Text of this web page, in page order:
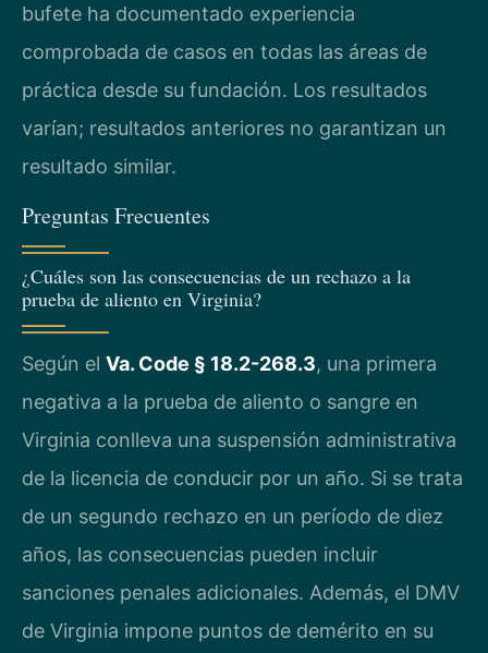
bufete ha documentado experiencia
comprobada de casos en todas las áreas de
práctica desde su fundación. Los resultados
varían; resultados anteriores no garantizan un
resultado similar.
Preguntas Frecuentes
¿Cuáles son las consecuencias de un rechazo a la
prueba de aliento en Virginia?
Según el Va. Code § 18.2-268.3, una primera
negativa a la prueba de aliento o sangre en
Virginia conlleva una suspensión administrativa
de la licencia de conducir por un año. Si se trata
de un segundo rechazo en un período de diez
años, las consecuencias pueden incluir
sanciones penales adicionales. Además, el DMV
de Virginia impone puntos de demérito en su